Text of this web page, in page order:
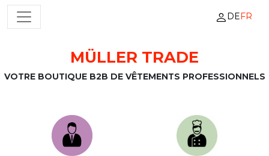
Passer au contenu
NAVIGATION PRINCIPALE DEFR
MÜLLER TRADE
VOTRE BOUTIQUE B2B DE VÊTEMENTS PROFESSIONNELS